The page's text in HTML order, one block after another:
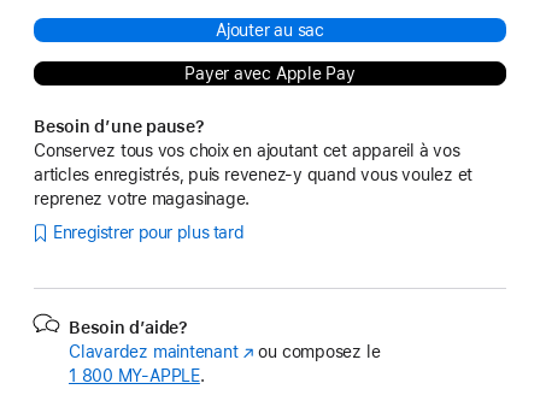
Ajouter au sac
Payer avec Apple Pay
Besoin d’une pause?
Conservez tous vos choix en ajoutant cet appareil à vos
articles enregistrés, puis revenez-y quand vous voulez et
reprenez votre magasinage.
Enregistrer pour plus tard
Besoin d’aide?
Clavardez maintenant(s’ouvre
ou composez le
1 800 MY‑APPLE.